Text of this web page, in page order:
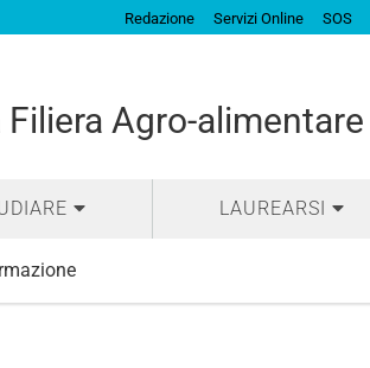
Redazione Servizi Online SOS
Agro-alimentare
LAUREARSI